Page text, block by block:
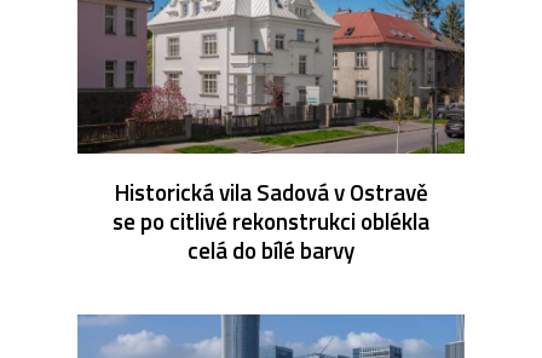
Historická vila Sadová v Ostravě
se po citlivé rekonstrukci oblékla
celá do bílé barvy